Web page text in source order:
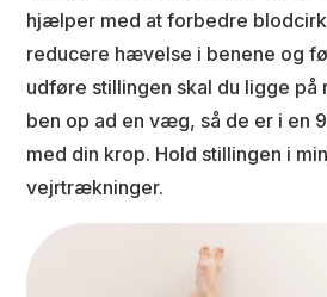
hjælper med at forbedre
reducere hævelse i benene og
udføre stillingen skal du ligge på
ben op ad en væg, så de er i en
med din krop. Hold stillingen i
vejrtrækninger.